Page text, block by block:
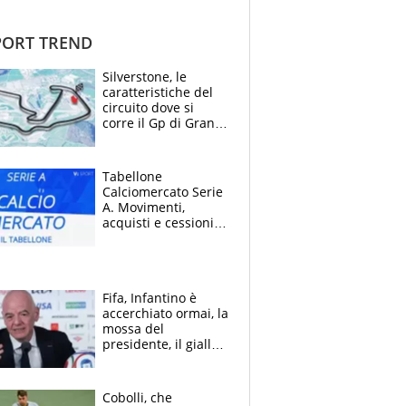
TREND
Silverstone, le
caratteristiche del
circuito dove si
corre il Gp di Gran
Tabellone
Calciomercato Serie
A. Movimenti,
acquisti e cessioni:
Fifa, Infantino è
accerchiato ormai, la
mossa del
presidente, il giallo
Trump
Cobolli, che